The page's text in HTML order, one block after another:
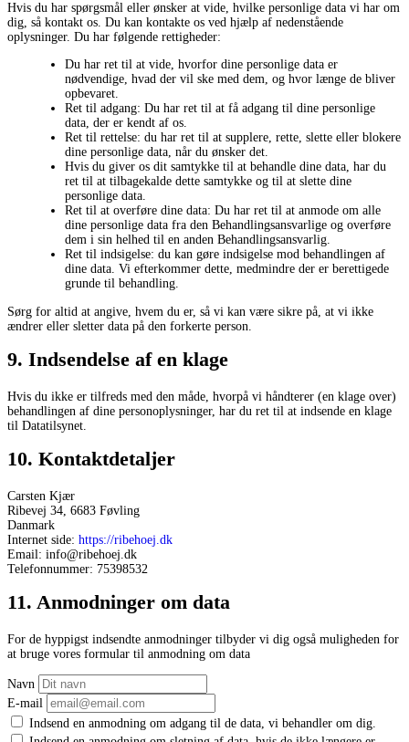
Hvis du har spørgsmål eller ønsker at vide, hvilke personlige data vi har om
dig, så kontakt os. Du kan kontakte os ved hjælp af nedenstående
oplysninger. Du har følgende rettigheder:
Du har ret til at vide, hvorfor dine personlige data er
nødvendige, hvad der vil ske med dem, og hvor længe de bliver
opbevaret.
Ret til adgang: Du har ret til at få adgang til dine personlige
data, der er kendt af os.
Ret til rettelse: du har ret til at supplere, rette, slette eller blokere
dine personlige data, når du ønsker det.
Hvis du giver os dit samtykke til at behandle dine data, har du
ret til at tilbagekalde dette samtykke og til at slette dine
personlige data.
Ret til at overføre dine data: Du har ret til at anmode om alle
dine personlige data fra den Behandlingsansvarlige og overføre
dem i sin helhed til en anden Behandlingsansvarlig.
Ret til indsigelse: du kan gøre indsigelse mod behandlingen af ​​
dine data. Vi efterkommer dette, medmindre der er berettigede
grunde til behandling.
Sørg for altid at angive, hvem du er, så vi kan være sikre på, at vi ikke
ændrer eller sletter data på den forkerte person.
9. Indsendelse af en klage
Hvis du ikke er tilfreds med den måde, hvorpå vi håndterer (en klage over)
behandlingen af ​​dine personoplysninger, har du ret til at indsende en klage
til Datatilsynet.
10. Kontaktdetaljer
Carsten Kjær
Ribevej 34, 6683 Føvling
Danmark
Internet side: https://ribehoej.dk
Email: info@ribehoej.dk
Telefonnummer: 75398532
11. Anmodninger om data
For de hyppigst indsendte anmodninger tilbyder vi dig også muligheden for
at bruge vores formular til anmodning om data
Navn
E-mail
Indsend en anmodning om adgang til de data, vi behandler om dig.